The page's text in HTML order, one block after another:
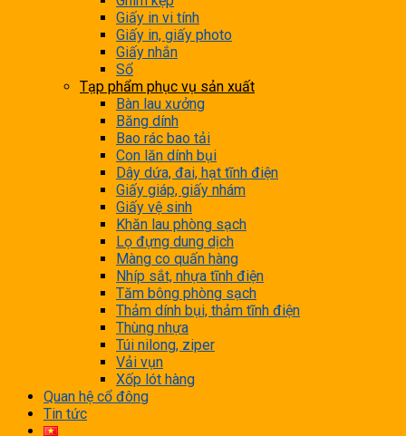
Giấy in vi tính
Giấy in, giấy photo
Giấy nhắn
Sổ
Tạp phẩm phục vụ sản xuất
Bàn lau xưởng
Băng dính
Bao rác bao tải
Con lăn dính bụi
Dây dứa, đai, hạt tĩnh điện
Giấy giáp, giấy nhám
Giấy vệ sinh
Khăn lau phòng sạch
Lọ đựng dung dịch
Màng co quấn hàng
Nhíp sắt, nhựa tĩnh điện
Tăm bông phòng sạch
Thảm dính bụi, thảm tĩnh điện
Thùng nhựa
Túi nilong, ziper
Vải vụn
Xốp lót hàng
Quan hệ cổ đông
Tin tức